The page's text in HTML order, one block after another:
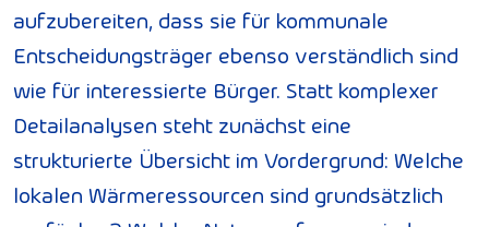
aufzubereiten, dass sie für kommunale
Entscheidungsträger ebenso verständlich sind
wie für interessierte Bürger. Statt komplexer
Detailanalysen steht zunächst eine
strukturierte Übersicht im Vordergrund: Welche
lokalen Wärmeressourcen sind grundsätzlich